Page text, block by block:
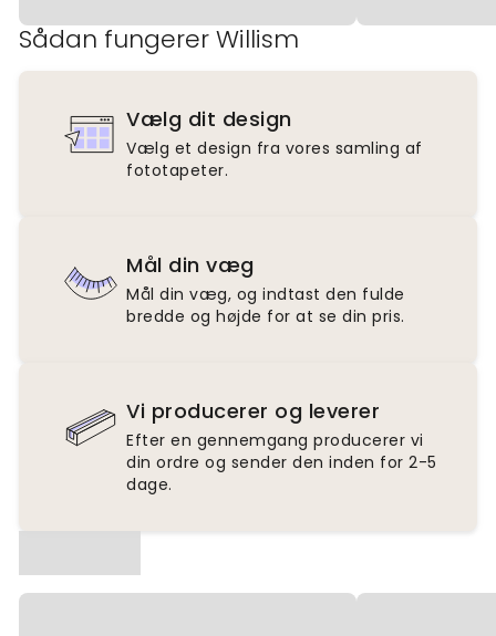
Sådan fungerer Willism
Vælg dit design
Vælg et design fra vores samling af
fototapeter.
Mål din væg
Mål din væg, og indtast den fulde
bredde og højde for at se din pris.
Vi producerer og leverer
Efter en gennemgang producerer vi
din ordre og sender den inden for 2-5
dage.